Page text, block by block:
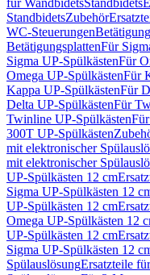
für WandbidetsStandbidets
StandbidetsZubehör
WC-Steuerungen
BetätigungsplattenFür
Sigma UP-SpülkästenFür
Omega UP-SpülkästenFür
Kappa UP-SpülkästenFür
Delta UP-SpülkästenFür
Twinline UP-Spülkästen
300T UP-Spülkästen
mit elektronischer
mit elektronischer
UP-Spülkästen 12 cm
Sigma UP-Spülkästen 12
UP-Spülkästen 12 cm
Omega UP-Spülkästen 12
UP-Spülkästen 12 cm
Sigma UP-Spülkästen 12
SpülauslösungErsatzteile